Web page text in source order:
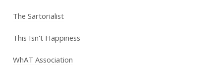
The Sartorialist
This Isn't Happiness
WhAT Association